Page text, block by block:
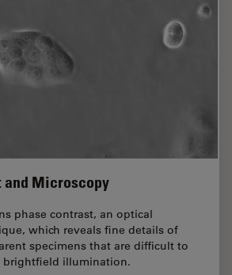
and Microscopy
phase contrast, an optical
which reveals fine details of
specimens that are difficult to
brightfield illumination.